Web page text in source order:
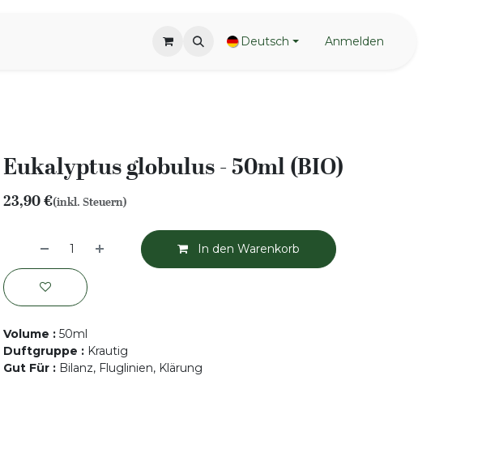
Deutsch Anmelden
Eukalyptus globulus - 50ml (BIO)
23,90€(inkl. Steuern)
In den Warenkorb
Volume : 50ml
Duftgruppe : Krautig
Gut Für : Bilanz, Fluglinien, Klärung